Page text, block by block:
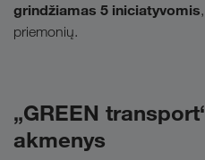
grindžiamas 5 iniciatyvomis
priemonių.
„GREEN
akmenys